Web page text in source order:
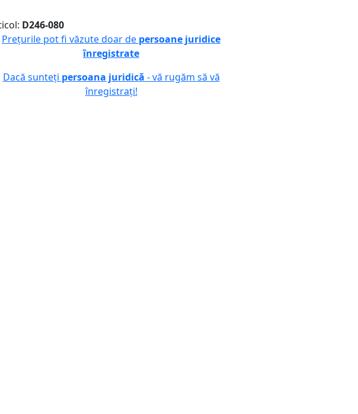
D246-080
Prețurile pot fi văzute doar de persoane juridice
înregistrate
Dacă sunteți persoana juridică - vă rugăm să vă
înregistrați!